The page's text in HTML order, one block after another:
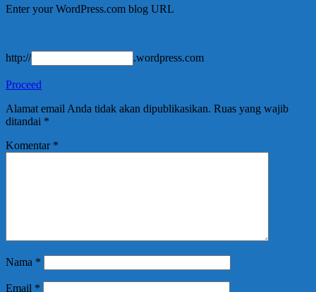
Enter your WordPress.com blog URL
http:// .wordpress.com
Proceed
Alamat email Anda tidak akan dipublikasikan. Ruas yang wajib
ditandai *
Komentar *
Nama *
Email *